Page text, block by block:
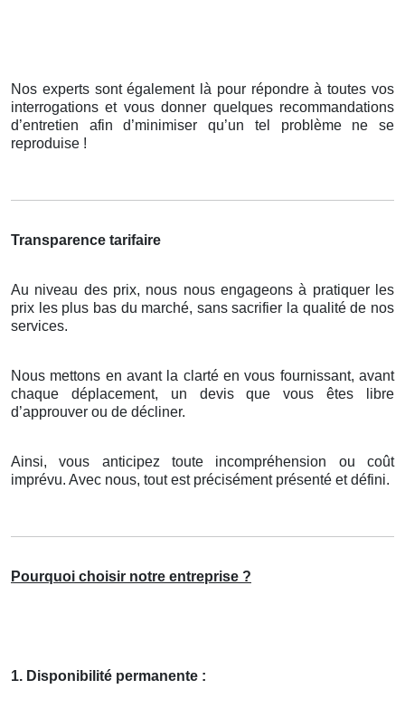
Nos experts sont également là pour répondre à toutes vos
interrogations et vous donner quelques recommandations
d’entretien afin d’minimiser qu’un tel problème ne se
reproduise !
Transparence tarifaire
Au niveau des prix, nous nous engageons à pratiquer les
prix les plus bas du marché, sans sacrifier la qualité de nos
services.
Nous mettons en avant la clarté en vous fournissant, avant
chaque déplacement, un devis que vous êtes libre
d’approuver ou de décliner.
Ainsi, vous anticipez toute incompréhension ou coût
imprévu. Avec nous, tout est précisément présenté et défini.
Pourquoi choisir notre entreprise ?
1. Disponibilité permanente :